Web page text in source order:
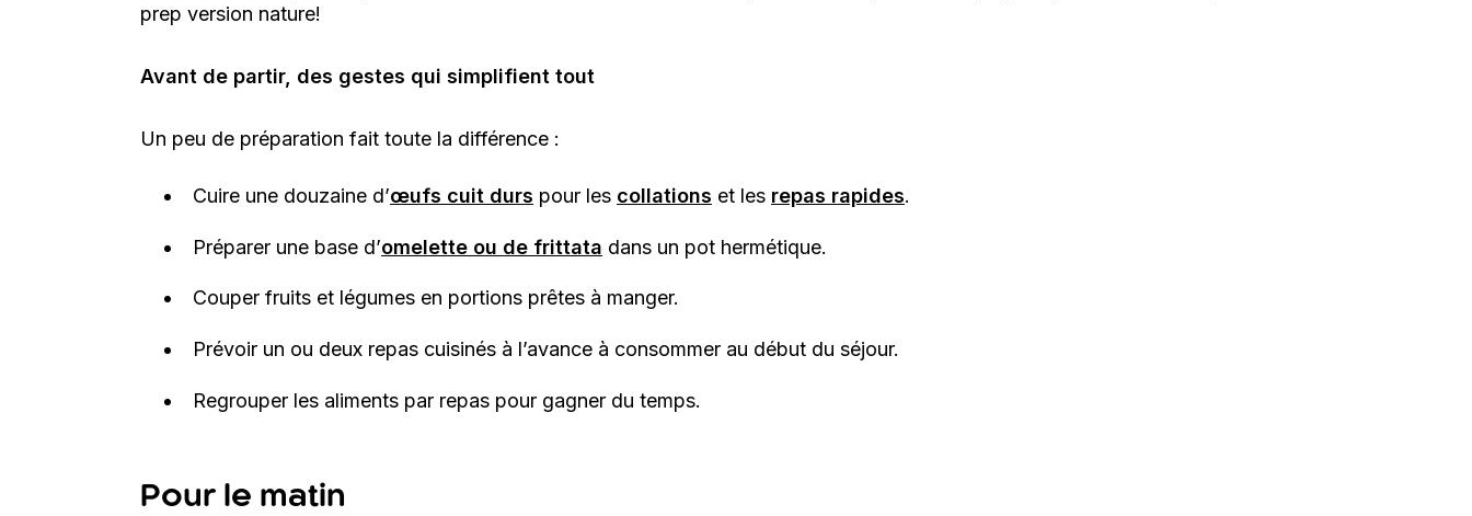
prep version nature!
Avant de partir, des gestes qui simplifient tout
Un peu de préparation fait toute la différence :
Cuire une douzaine d’œufs cuit durs pour les collations et les repas rapides.
Préparer une base d’omelette ou de frittata dans un pot hermétique.
Couper fruits et légumes en portions prêtes à manger.
Prévoir un ou deux repas cuisinés à l’avance à consommer au début du séjour.
Regrouper les aliments par repas pour gagner du temps.
Pour le matin